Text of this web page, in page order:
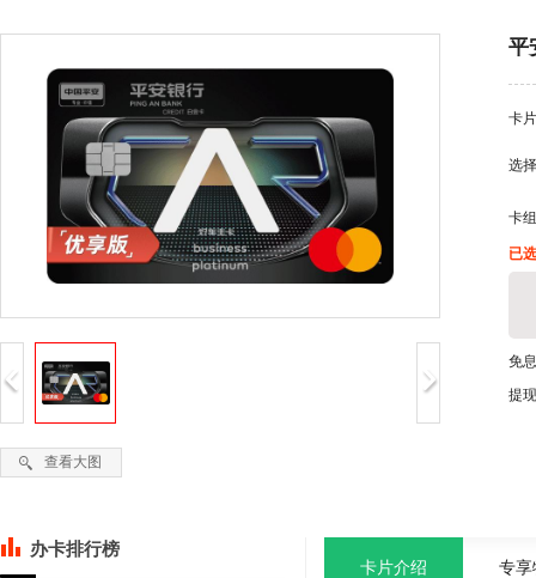
查看大图
平
卡
选
卡
已
免
提
办卡排行榜
卡片介绍 专享